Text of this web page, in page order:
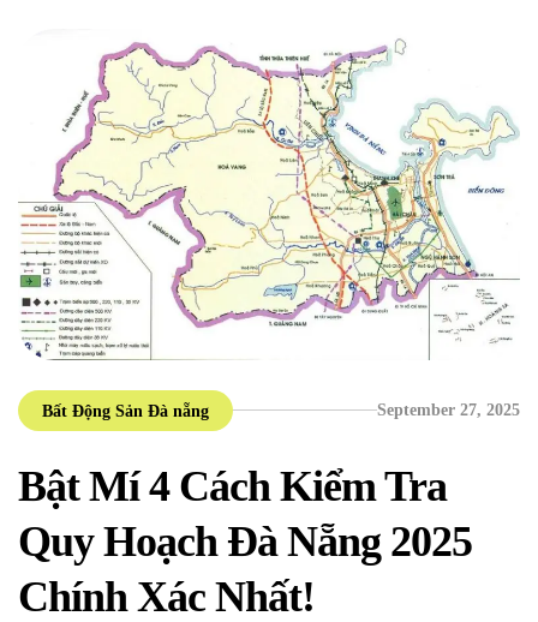
Bất Động Sản Đà nẵng September 27, 2025
Bật Mí 4 Cách Kiểm Tra
Quy Hoạch Đà Nẵng 2025
Chính Xác Nhất!